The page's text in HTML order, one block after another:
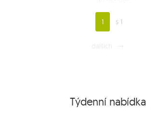
1 s 1
Týdenní nabídka